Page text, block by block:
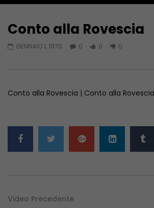
Conto alla Rovescia
GENNAIO 1, 1970 0 0 0
Conto alla Rovescia | Conto alla Rovescia
Video Precedente